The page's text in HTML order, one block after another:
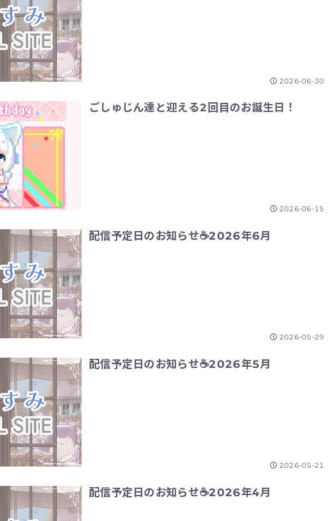
2026-06-30
ごしゅじん達と迎える2回目のお誕生日！
2026-06-15
配信予定日のお知らせ☕2026年6月
2026-05-29
配信予定日のお知らせ☕2026年5月
2026-05-21
配信予定日のお知らせ☕2026年4月